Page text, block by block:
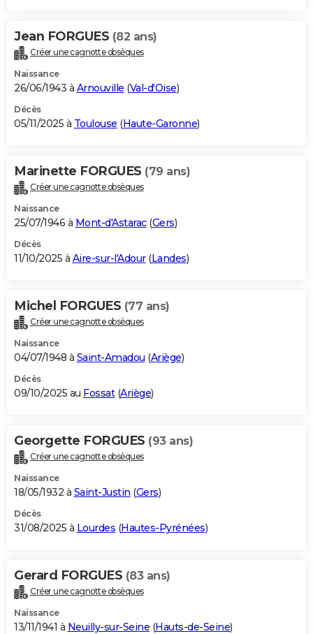
Jean FORGUES (82 ans)
Créer une cagnotte obsèques
Naissance
26/06/1943 à Arnouville (Val-d'Oise)
Décès
05/11/2025 à Toulouse (Haute-Garonne)
Marinette FORGUES (79 ans)
Créer une cagnotte obsèques
Naissance
25/07/1946 à Mont-d'Astarac(Gers)
Décès
11/10/2025 à Aire-sur-l'Adour(Landes)
Michel FORGUES (77 ans)
Créer une cagnotte obsèques
Naissance
04/07/1948 à Saint-Amadou (Ariège)
Décès
09/10/2025 au Fossat(Ariège)
Georgette FORGUES (93 ans)
Créer une cagnotte obsèques
Naissance
18/05/1932 à Saint-Justin (Gers)
Décès
31/08/2025 à Lourdes (Hautes-Pyrénées)
Gerard FORGUES (83 ans)
Créer une cagnotte obsèques
Naissance
13/11/1941 à Neuilly-sur-Seine (Hauts-de-Seine)